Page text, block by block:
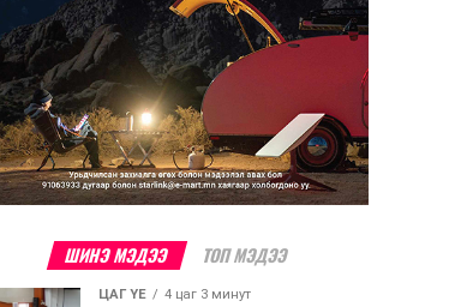
ШИНЭ МЭДЭЭ ТОП МЭДЭЭ
ЦАГ ҮЕ 4 цаг 3 минут